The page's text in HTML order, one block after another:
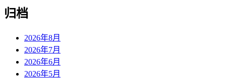
归档
2026年8月
2026年7月
2026年6月
2026年5月